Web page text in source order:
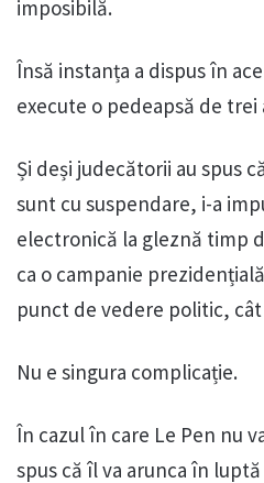
imposibilă.
Însă instanța a dispus în
execute o pedeapsă de
Și deși judecătorii au spus
sunt cu suspendare, i-a
electronică la gleznă timp
ca o campanie
punct de vedere politic,
Nu e singura complicație.
În cazul în care Le Pen nu
spus că îl va arunca în